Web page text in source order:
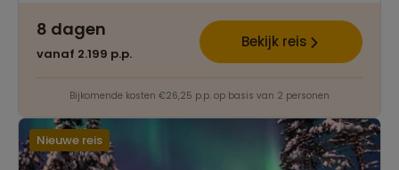
8 dagen
vanaf 2.199 p.p.
Bekijk reis
Bijkomende kosten €26,25 p.p. op basis van 2 personen
Nieuwe reis